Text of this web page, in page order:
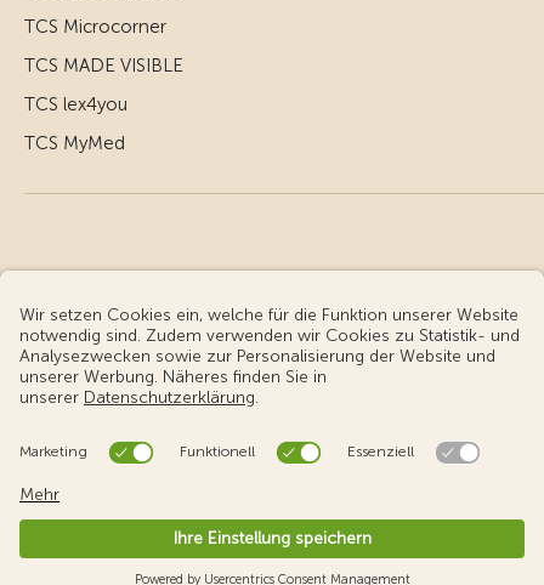
TCS Microcorner
TCS MADE VISIBLE
TCS lex4you
TCS MyMed
© Touring Club Schweiz
Benutzungsbedingungen - rechtliche Informationen
Cookie-Einstellungen